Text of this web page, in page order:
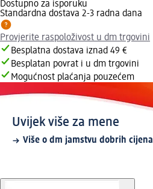
Dostupno za isporuku
Standardna dostava 2-3 radna dana
Provjerite raspoloživost u dm trgovini
Besplatna dostava iznad 49 €
Besplatan povrat i u dm trgovini
Mogućnost plaćanja pouzećem
Uvijek više za mene
Više o dm jamstvu dobrih cijena